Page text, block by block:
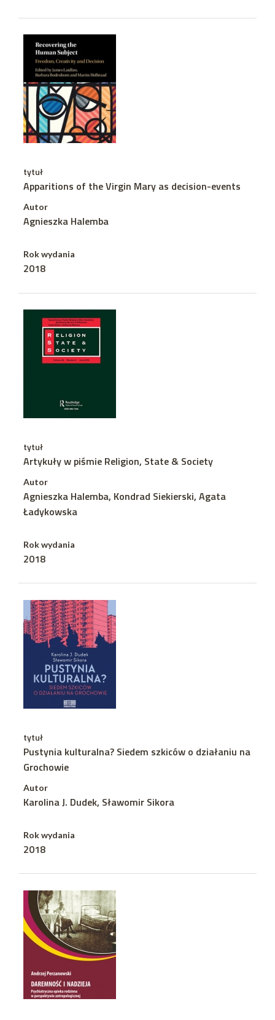
tytuł
Apparitions of the Virgin Mary as decision-events
Autor
Agnieszka Halemba
Rok wydania
2018
tytuł
Artykuły w piśmie Religion, State & Society
Autor
Agnieszka Halemba, Kondrad Siekierski, Agata
Ładykowska
Rok wydania
2018
tytuł
Pustynia kulturalna? Siedem szkiców o działaniu na
Grochowie
Autor
Karolina J. Dudek, Sławomir Sikora
Rok wydania
2018